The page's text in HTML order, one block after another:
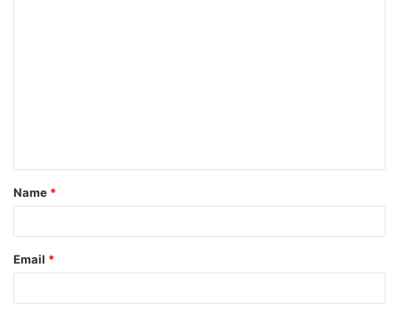
Name *
Email *